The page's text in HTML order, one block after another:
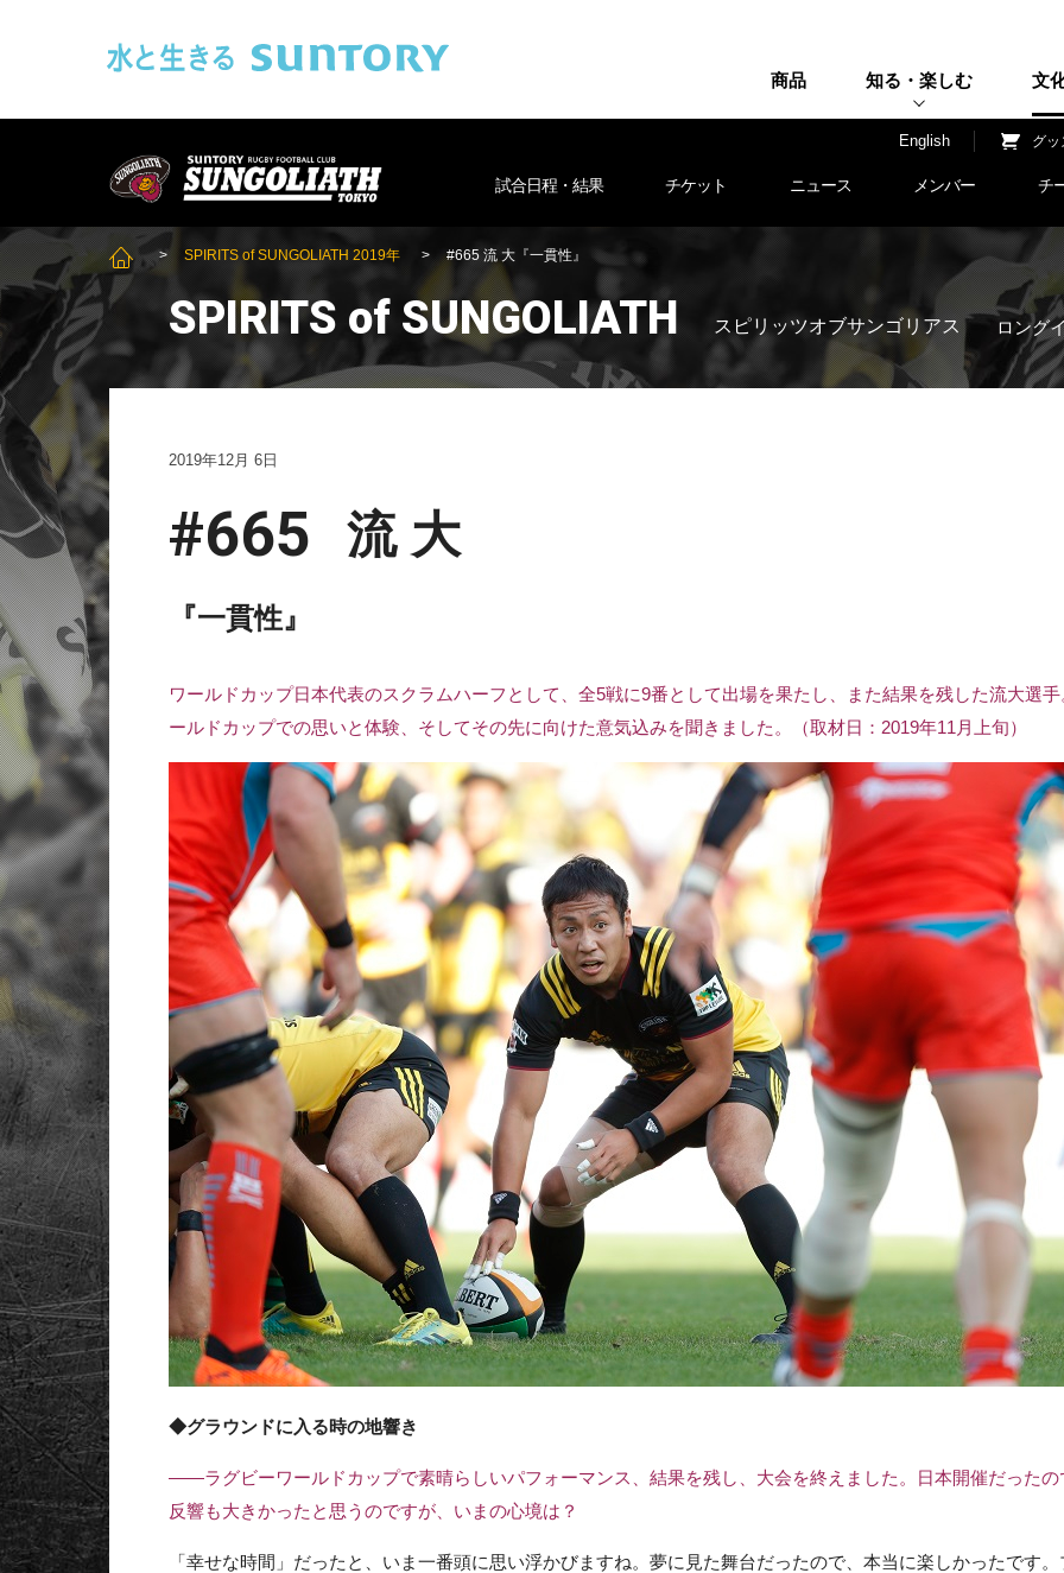
商品 知る・楽しむ 文
English グッ
試合日程・結果 チケット ニュース メンバー チ
SUNGOLIATH TOP
SPIRITS of SUNGOLIATH 2019年 #665 流 大『一貫性』
SPIRITS of SUNGOLIATH スピリッツオブサンゴリアス ロング
2019年12月 6日
#665 流 大
『一貫性』
ワールドカップ日本代表のスクラムハーフとして、全5戦に9番として出場を果たし、また結果を残した流大選
ールドカップでの思いと体験、そしてその先に向けた意気込みを聞きました。（取材日：2019年11月上旬）
◆グラウンドに入る時の地響き
――ラグビーワールドカップで素晴らしいパフォーマンス、結果を残し、大会を終えました。日本開催だったの
反響も大きかったと思うのですが、いまの心境は？
「幸せな時間」だったと、いま一番頭に思い浮かびますね。夢に見た舞台だったので、本当に楽しかったです。